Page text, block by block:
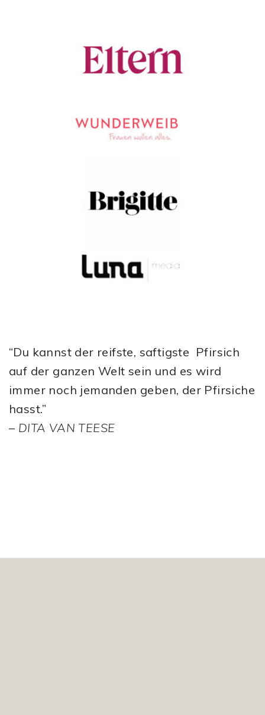
“Du kannst der reifste, saftigste Pfirsich
auf der ganzen Welt sein und es wird
immer noch jemanden geben, der Pfirsiche
hasst.”
– DITA VAN TEESE